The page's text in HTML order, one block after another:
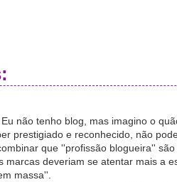
não tenho blog, mas imagino o
prestigiado e reconhecido, não
que ''profissão blogueira''
marcas deveriam se atentar mais a
massa''.